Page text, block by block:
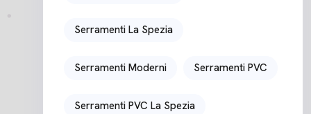
Serramenti La Spezia
Serramenti Moderni Serramenti PVC
Serramenti PVC La Spezia